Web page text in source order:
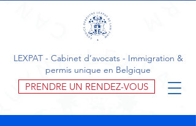
PRENDRE UN RENDEZ-VOUS
LEXPAT - Cabinet d’avocats - Immigration &
permis unique en Belgique